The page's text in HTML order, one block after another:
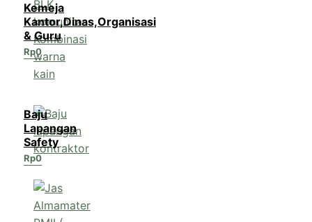
Kemeja
Kantor,Dinas,Organisasi
& Guru
Rp0
Baju
Lapangan
Safety
Rp0